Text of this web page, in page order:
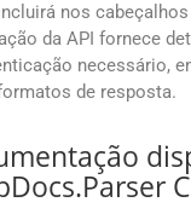
nos
da API fornece
necessário,
de resposta.